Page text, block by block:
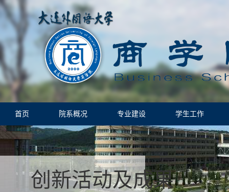
首页 院系概况 专业建设 学生工作
创新活动及成果